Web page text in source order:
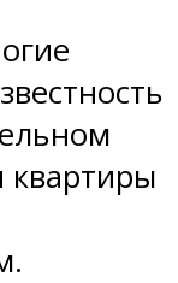
квартиры